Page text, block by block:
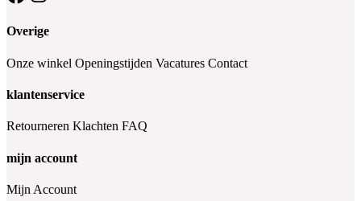
Overige
Onze winkel Openingstijden Vacatures Contact
klantenservice
Retourneren Klachten FAQ
mijn account
Mijn Account